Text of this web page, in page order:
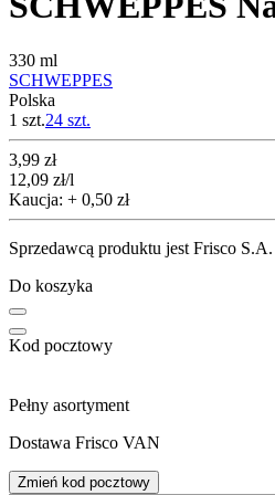
330 ml
SCHWEPPES
Polska
1 szt.24 szt.
Cena
3,99 zł
12,09 zł/l
Kaucja: + 0,50 zł
Sprzedawcą produktu jest Frisco S.A.
Do koszyka
Kod pocztowy
Pełny asortyment
Dostawa Frisco VAN
Zmień kod pocztowy